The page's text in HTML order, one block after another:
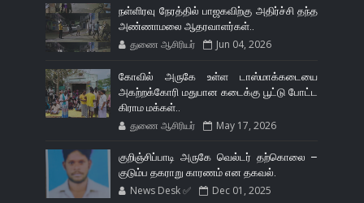
நள்ளிரவு நேரத்தில் பாஜகவிற்கு அதிர்ச்சி தந்த
அண்ணாமலை ஆதரவாளர்கள்..
துணை ஆசிரியர் Jun 04, 2026
கோவில் அருகே உள்ள டாஸ்மாக்கடையை
அகற்றக்கோரி மதுபான கடைக்கு பூட்டு போட்ட
கிராம மக்கள்..
துணை ஆசிரியர் May 17, 2026
குறிஞ்சிப்பாடி அருகே வெல்டர் தற்கொலை –
குடும்ப தகராறு காரணம் என தகவல்.
News Desk ✅ Dec 01, 2025